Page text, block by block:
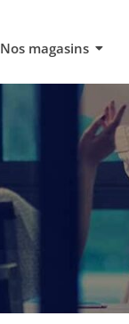
Nos magasins